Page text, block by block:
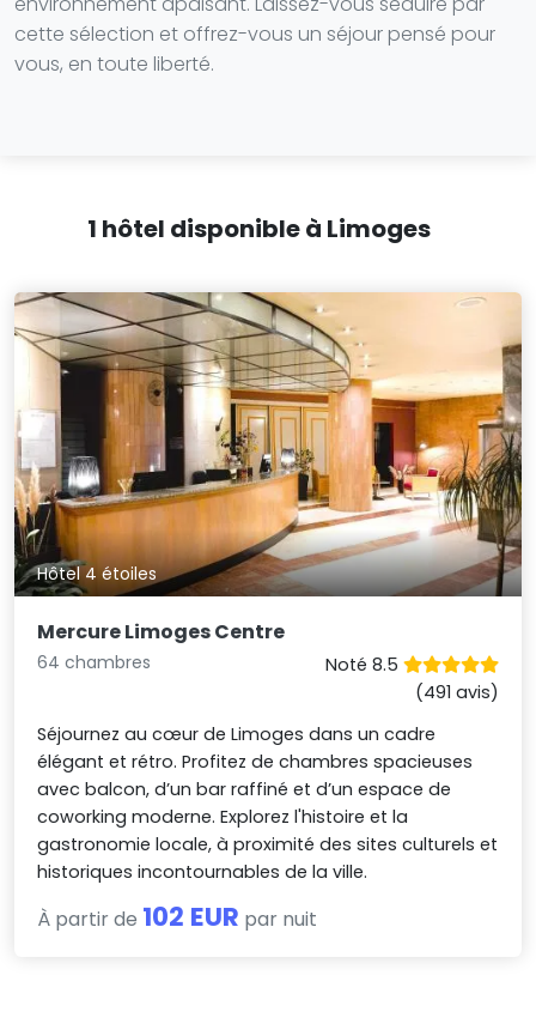
cette sélection et offrez-vous un séjour pensé pour
vous, en toute liberté.
1 hôtel disponible à Limoges
Hôtel 4 étoiles
Mercure Limoges Centre
64 chambres
Noté 8.5
(491 avis)
Séjournez au cœur de Limoges dans un cadre
élégant et rétro. Profitez de chambres spacieuses
avec balcon, d’un bar raffiné et d’un espace de
coworking moderne. Explorez l'histoire et la
gastronomie locale, à proximité des sites culturels et
historiques incontournables de la ville.
À partir de 102 EUR par nuit